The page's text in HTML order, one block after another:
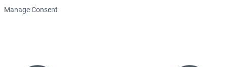
Manage Consent